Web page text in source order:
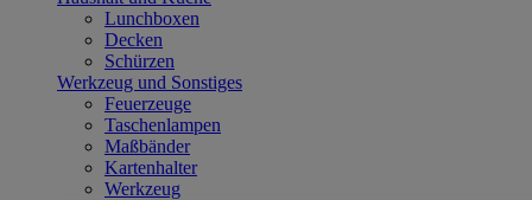
Lunchboxen
Decken
Schürzen
Werkzeug und Sonstiges
Feuerzeuge
Taschenlampen
Maßbänder
Kartenhalter
Werkzeug